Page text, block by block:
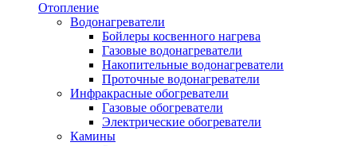
Отопление
Водонагреватели
Бойлеры косвенного нагрева
Газовые водонагреватели
Накопительные водонагреватели
Проточные водонагреватели
Инфракрасные обогреватели
Газовые обогреватели
Электрические обогреватели
Камины